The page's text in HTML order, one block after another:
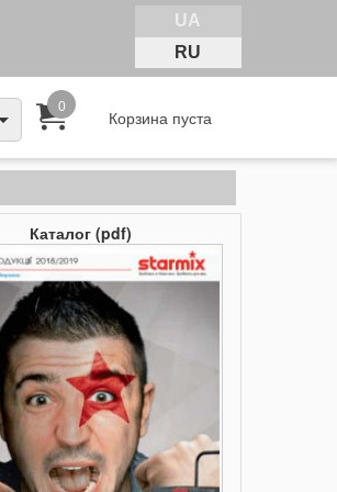
UA
RU
0 Корзина пуста
Каталог (pdf)